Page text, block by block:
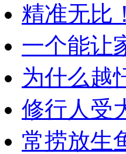
精准无比
一个能让
为什么越
修行人受
常捞放生